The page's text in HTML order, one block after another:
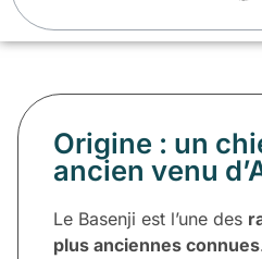
Origine : un
ancien venu
Le Basenji est l’une des
plus anciennes connues